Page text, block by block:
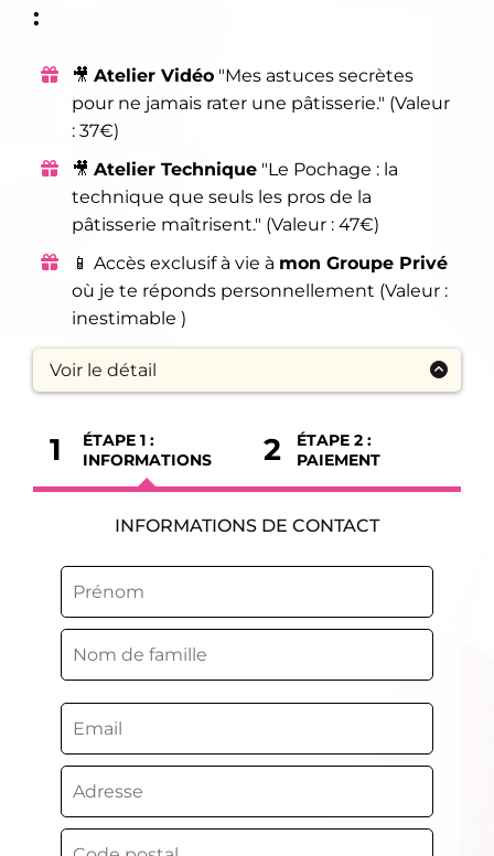
:
🎥 Atelier Vidéo "Mes astuces secrètes
pour ne jamais rater une pâtisserie." (Valeur
: 37€)
🎥 Atelier Technique "Le Pochage : la
technique que seuls les pros de la
pâtisserie maîtrisent." (Valeur : 47€)
📱 Accès exclusif à vie à mon Groupe Privé
où je te réponds personnellement (Valeur :
inestimable )
Voir le détail
1 ATELIER OFFERT:
LES 12 GRANDS CLASSIQUES:
- La Tarte Citron Meringuée
- La Forêt Noire
- Le Fraisier
- La Charlotte Poire Chocolat
- Le Flan Feuilleté Vanille
- L'Opéra
- Le Paris-Brest
- Le Saint-Honoré
- Le Royal
Maîtriser le Pochage
1
ÉTAPE 1 :
INFORMATIONS
2
ÉTAPE 2 :
PAIEMENT
INFORMATIONS DE CONTACT